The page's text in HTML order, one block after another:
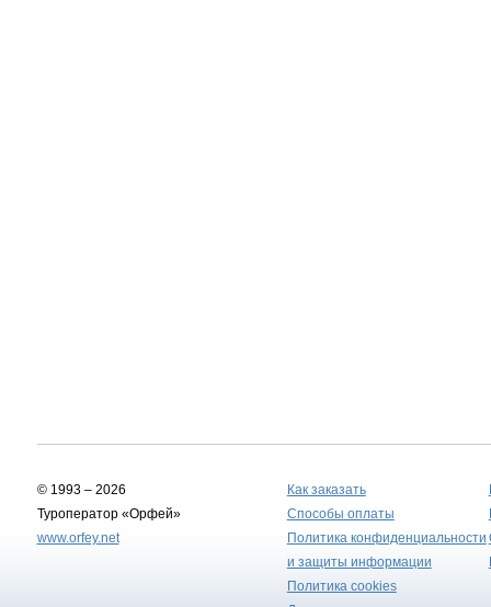
© 1993 – 2026
Туроператор «Орфей»
www.orfey.net
Как заказать
Способы оплаты
Политика конфиденциальности
и защиты информации
Политика cookies